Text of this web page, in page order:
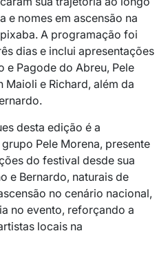
e nomes em ascensão na
A programação foi
dias e inclui apresentações
e Pagode do Abreu, Pele
Maioli e Richard, além da
desta edição é a
Pele Morena, presente
do festival desde sua
e Bernardo, naturais de
no cenário nacional,
no evento, reforçando a
locais na